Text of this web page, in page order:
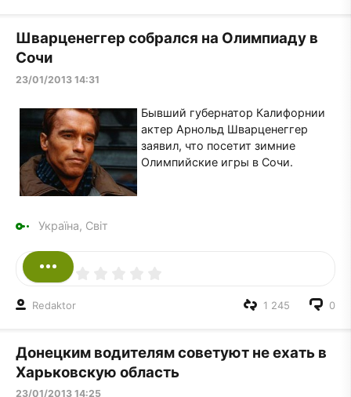
Шварценеггер собрался на Олимпиаду в
Сочи
23/01/2013 14:31
Бывший губернатор Калифорнии
актер Арнольд Шварценеггер
заявил, что посетит зимние
Олимпийские игры в Сочи.
Україна, Світ
Redaktor 0
1 245
Донецким водителям советуют не ехать в
Харьковскую область
23/01/2013 14:25